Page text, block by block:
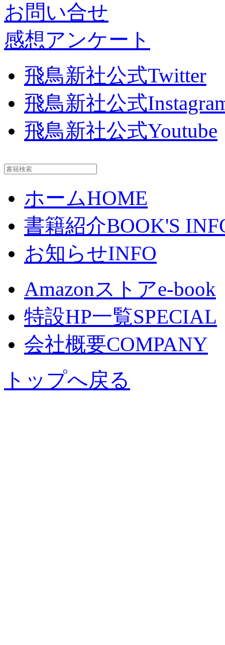
お問い合せ
感想アンケート
飛鳥新社公式Twitter
飛鳥新社公式
飛鳥新社公式Youtube
ホームHOME
書籍紹介BOOK'S
お知らせINFO
Amazonストアe-book
特設HP一覧SPECIAL
会社概要COMPANY
トップへ戻る